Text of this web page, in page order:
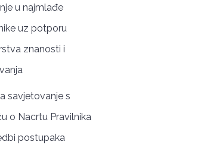
u najmlađe
uz potporu
znanosti i
savjetovanje s
o Nacrtu Pravilnika
postupaka